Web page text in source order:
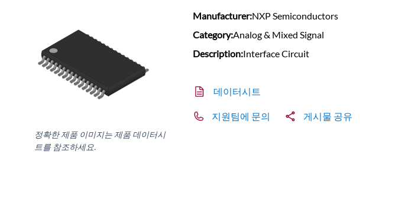
정확한 제품 이미지는 제품 데이터시
트를 참조하세요.
Manufacturer:NXP Semiconductors
Category:Analog & Mixed Signal
Description:Interface Circuit
데이터시트
지원팀에 문의 게시물 공유